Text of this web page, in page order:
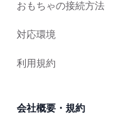
おもちゃの接続方法
対応環境
利用規約
会社概要・規約